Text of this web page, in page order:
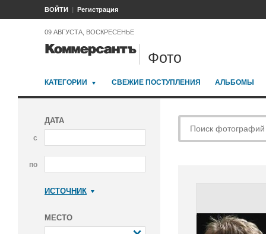
ВОЙТИ Регистрация
09 АВГУСТА, ВОСКРЕСЕНЬЕ
Фото
КАТЕГОРИИ СВЕЖИЕ ПОСТУПЛЕНИЯ АЛЬБОМЫ
ДАТА
с
по
ИСТОЧНИК
МЕСТО